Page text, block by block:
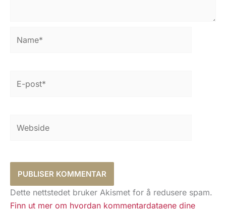
post*
Dette nettstedet bruker Akismet for å redusere spam.
Finn ut mer om hvordan kommentardataene dine